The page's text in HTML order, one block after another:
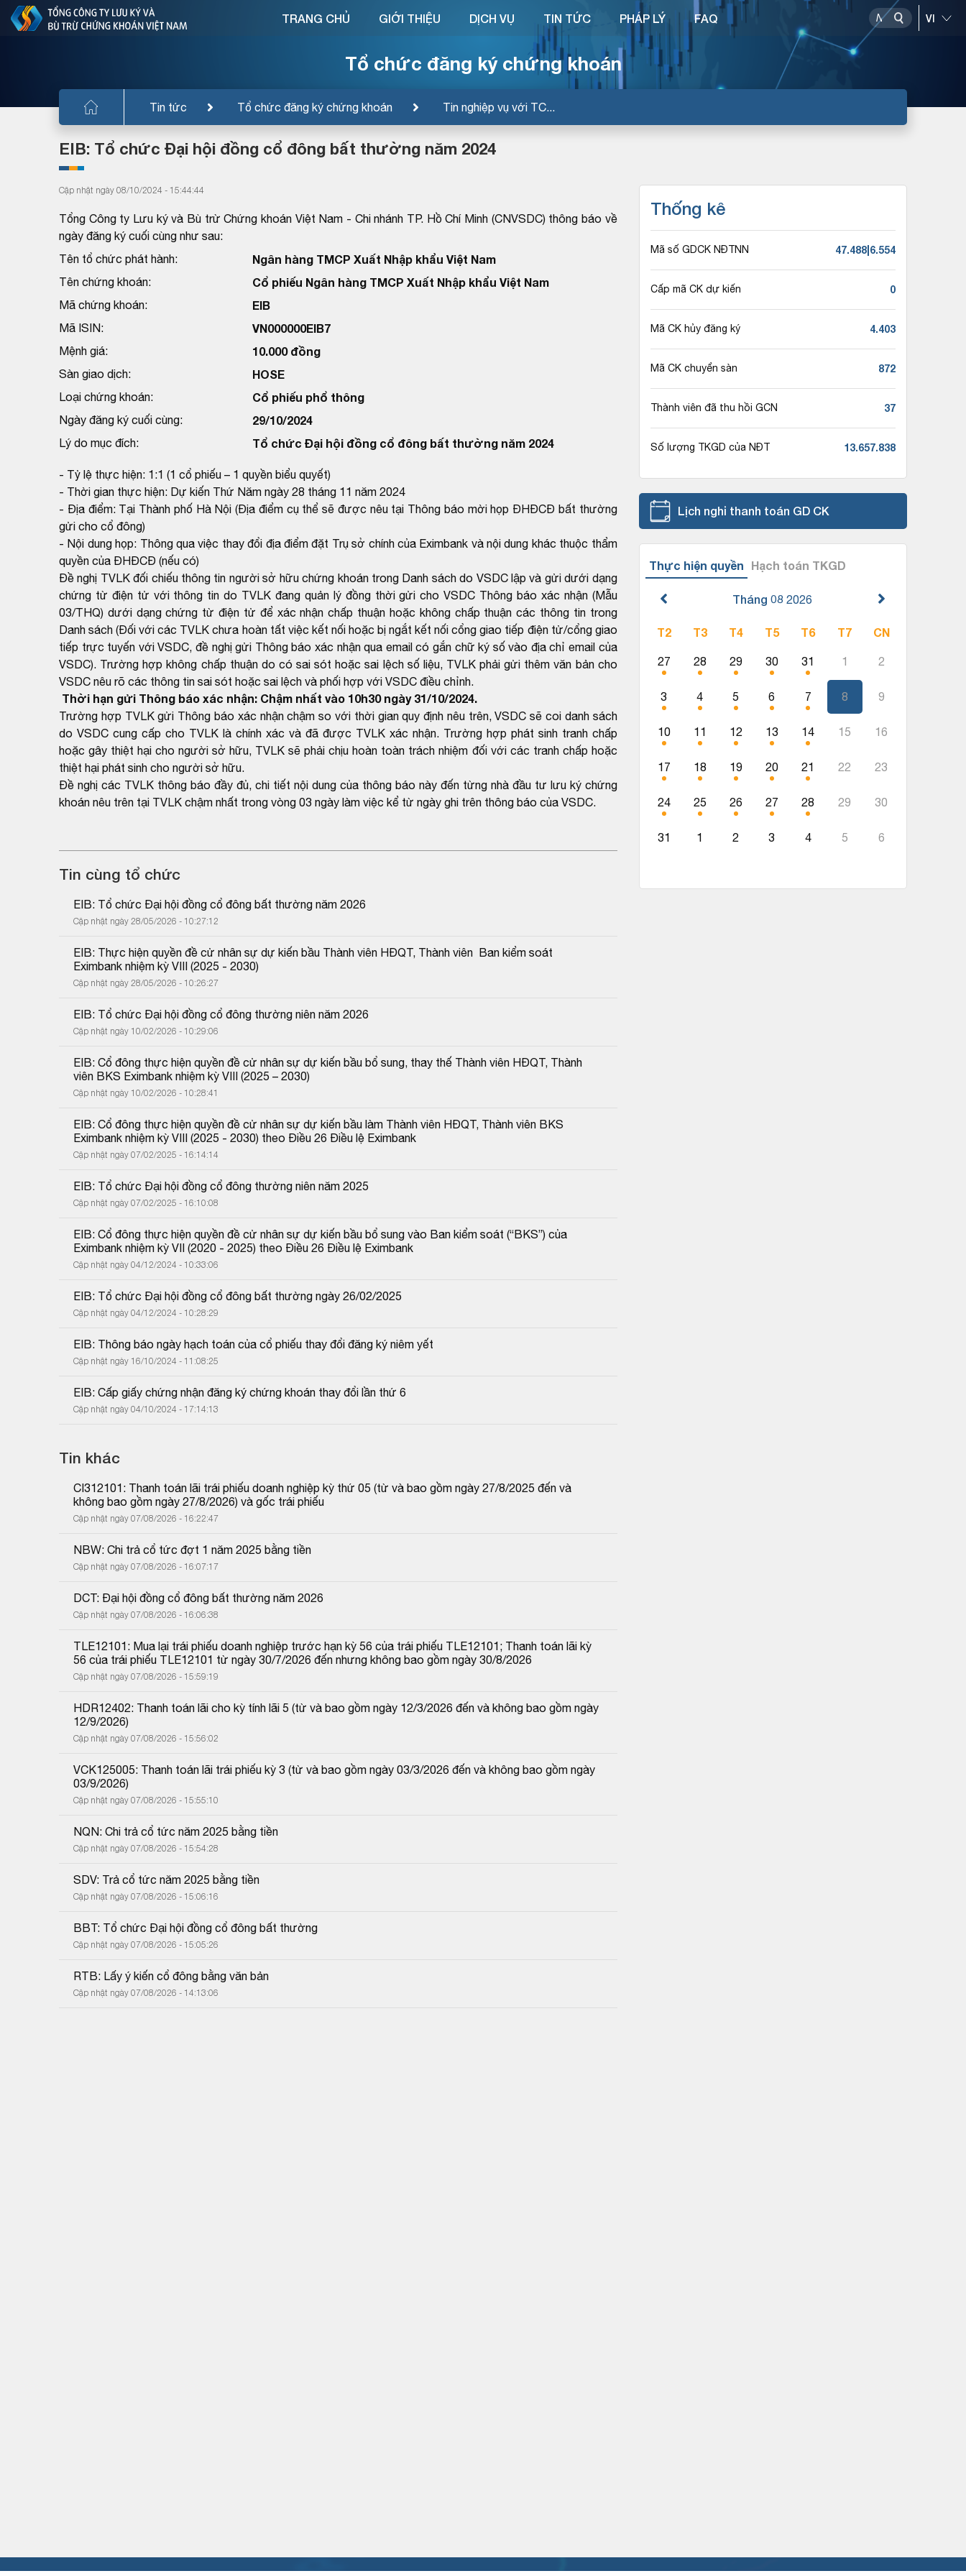
Tổ chức đăng ký chứng khoán
Tin tức Tổ chức đăng ký chứng khoán Tin nghiệp vụ với TC...
TRANG CHỦ GIỚI THIỆU DỊCH VỤ TIN TỨC PHÁP LÝ FAQ
EIB: Tổ chức Đại hội đồng cổ đông bất thường năm 2024
Cập nhật ngày 08/10/2024 - 15:44:44
Tổng Công ty Lưu ký và Bù trừ Chứng khoán Việt Nam - Chi nhánh TP. Hồ Chí Minh (CNVSDC) thông báo về
ngày đăng ký cuối cùng như sau:
Tên tổ chức phát hành:
Ngân hàng TMCP Xuất Nhập khẩu Việt Nam
Tên chứng khoán: Cổ phiếu Ngân hàng TMCP Xuất Nhập khẩu Việt Nam
Mã chứng khoán: EIB
Mã ISIN: VN000000EIB7
Mệnh giá: 10.000 đồng
Sàn giao dịch: HOSE
Loại chứng khoán: Cổ phiếu phổ thông
Ngày đăng ký cuối cùng: 29/10/2024
Lý do mục đích: Tổ chức Đại hội đồng cổ đông bất thường năm 2024
- Tỷ lệ thực hiện: 1:1 (1 cổ phiếu – 1 quyền biểu quyết)
- Thời gian thực hiện: Dự kiến Thứ Năm ngày 28 tháng 11 năm 2024
- Địa điểm: Tại Thành phố Hà Nội (Địa điểm cụ thể sẽ được nêu tại Thông báo mời họp ĐHĐCĐ bất thường
gửi cho cổ đông)
- Nội dung họp: Thông qua việc thay đổi địa điểm đặt Trụ sở chính của Eximbank và nội dung khác thuộc thẩm
quyền của ĐHĐCĐ (nếu có)
Đề nghị TVLK đối chiếu thông tin người sở hữu chứng khoán trong Danh sách do VSDC lập và gửi dưới dạng
chứng từ điện tử với thông tin do TVLK đang quản lý đồng thời gửi cho VSDC Thông báo xác nhận (Mẫu
03/THQ) dưới dạng chứng từ điện tử để xác nhận chấp thuận hoặc không chấp thuận các thông tin trong
Danh sách (Đối với các TVLK chưa hoàn tất việc kết nối hoặc bị ngắt kết nối cổng giao tiếp điện tử/cổng giao
tiếp trực tuyến với VSDC, đề nghị gửi Thông báo xác nhận qua email có gắn chữ ký số vào địa chỉ email của
VSDC). Trường hợp không chấp thuận do có sai sót hoặc sai lệch số liệu, TVLK phải gửi thêm văn bản cho
VSDC nêu rõ các thông tin sai sót hoặc sai lệch và phối hợp với VSDC điều chỉnh.
Thời hạn gửi Thông báo xác nhận: Chậm nhất vào 10h30 ngày 31/10/2024.
Trường hợp TVLK gửi Thông báo xác nhận chậm so với thời gian quy định nêu trên, VSDC sẽ coi danh sách
do VSDC cung cấp cho TVLK là chính xác và đã được TVLK xác nhận. Trường hợp phát sinh tranh chấp
hoặc gây thiệt hại cho người sở hữu, TVLK sẽ phải chịu hoàn toàn trách nhiệm đối với các tranh chấp hoặc
thiệt hại phát sinh cho người sở hữu.
Đề nghị các TVLK thông báo đầy đủ, chi tiết nội dung của thông báo này đến từng nhà đầu tư lưu ký chứng
khoán nêu trên tại TVLK chậm nhất trong vòng 03 ngày làm việc kể từ ngày ghi trên thông báo của VSDC.
Tin cùng tổ chức
EIB: Tổ chức Đại hội đồng cổ đông bất thường năm 2026
Cập nhật ngày 28/05/2026 - 10:27:12
EIB: Thực hiện quyền đề cử nhân sự dự kiến bầu Thành viên HĐQT, Thành viên  Ban kiểm soát
Eximbank nhiệm kỳ VIII (2025 - 2030)
Cập nhật ngày 28/05/2026 - 10:26:27
EIB: Tổ chức Đại hội đồng cổ đông thường niên năm 2026
Cập nhật ngày 10/02/2026 - 10:29:06
EIB: Cổ đông thực hiện quyền đề cử nhân sự dự kiến bầu bổ sung, thay thế Thành viên HĐQT, Thành
viên BKS Eximbank nhiệm kỳ VIII (2025 – 2030)
Cập nhật ngày 10/02/2026 - 10:28:41
EIB: Cổ đông thực hiện quyền đề cử nhân sự dự kiến bầu làm Thành viên HĐQT, Thành viên BKS
Eximbank nhiệm kỳ VIII (2025 - 2030) theo Điều 26 Điều lệ Eximbank
Cập nhật ngày 07/02/2025 - 16:14:14
EIB: Tổ chức Đại hội đồng cổ đông thường niên năm 2025
Cập nhật ngày 07/02/2025 - 16:10:08
EIB: Cổ đông thực hiện quyền đề cử nhân sự dự kiến bầu bổ sung vào Ban kiểm soát (“BKS”) của
Eximbank nhiệm kỳ VII (2020 - 2025) theo Điều 26 Điều lệ Eximbank
Cập nhật ngày 04/12/2024 - 10:33:06
EIB: Tổ chức Đại hội đồng cổ đông bất thường ngày 26/02/2025
Cập nhật ngày 04/12/2024 - 10:28:29
EIB: Thông báo ngày hạch toán của cổ phiếu thay đổi đăng ký niêm yết
Cập nhật ngày 16/10/2024 - 11:08:25
EIB: Cấp giấy chứng nhận đăng ký chứng khoán thay đổi lần thứ 6
Cập nhật ngày 04/10/2024 - 17:14:13
Tin khác
CI312101: Thanh toán lãi trái phiếu doanh nghiệp kỳ thứ 05 (từ và bao gồm ngày 27/8/2025 đến và
không bao gồm ngày 27/8/2026) và gốc trái phiếu
Cập nhật ngày 07/08/2026 - 16:22:47
NBW: Chi trả cổ tức đợt 1 năm 2025 bằng tiền
Cập nhật ngày 07/08/2026 - 16:07:17
DCT: Đại hội đồng cổ đông bất thường năm 2026
Cập nhật ngày 07/08/2026 - 16:06:38
TLE12101: Mua lại trái phiếu doanh nghiệp trước hạn kỳ 56 của trái phiếu TLE12101; Thanh toán lãi kỳ
56 của trái phiếu TLE12101 từ ngày 30/7/2026 đến nhưng không bao gồm ngày 30/8/2026
Cập nhật ngày 07/08/2026 - 15:59:19
HDR12402: Thanh toán lãi cho kỳ tính lãi 5 (từ và bao gồm ngày 12/3/2026 đến và không bao gồm ngày
12/9/2026)
Cập nhật ngày 07/08/2026 - 15:56:02
VCK125005: Thanh toán lãi trái phiếu kỳ 3 (từ và bao gồm ngày 03/3/2026 đến và không bao gồm ngày
03/9/2026)
Cập nhật ngày 07/08/2026 - 15:55:10
NQN: Chi trả cổ tức năm 2025 bằng tiền
Cập nhật ngày 07/08/2026 - 15:54:28
SDV: Trả cổ tức năm 2025 bằng tiền
Cập nhật ngày 07/08/2026 - 15:06:16
BBT: Tổ chức Đại hội đồng cổ đông bất thường
Cập nhật ngày 07/08/2026 - 15:05:26
RTB: Lấy ý kiến cổ đông bằng văn bản
Cập nhật ngày 07/08/2026 - 14:13:06
Thống kê
Mã số GDCK NĐTNN 47.488|6.554
Cấp mã CK dự kiến 0
Mã CK hủy đăng ký 4.403
Mã CK chuyển sàn 872
Thành viên đã thu hồi GCN 37
Số lượng TKGD của NĐT 13.657.838
Lịch nghỉ thanh toán GD CK
Thực hiện quyền Hạch toán TKGD
Tháng 08 2026
T2 T3 T4 T5 T6 T7 CN
27 28 29 30 31 1 2
3 4 5 6 7 8 9
10 11 12 13 14 15 16
17 18 19 20 21 22 23
24 25 26 27 28 29 30
31 1 2 3 4 5 6